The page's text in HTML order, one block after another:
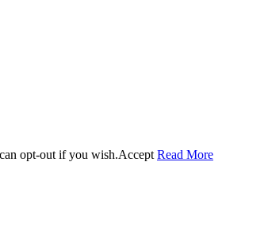
opt-out if you wish.Accept Read More